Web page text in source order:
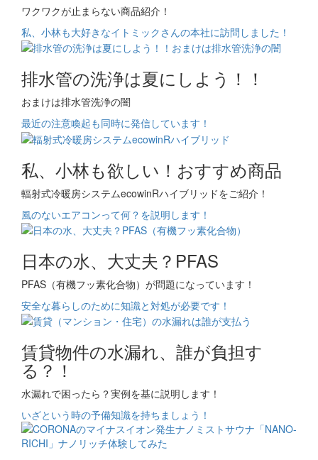
ワクワクが止まらない商品紹介！
私、小林も大好きなイトミックさんの本社に訪問しました！
排水管の洗浄は夏にしよう！！
おまけは排水管洗浄の闇
最近の注意喚起も同時に発信しています！
私、小林も欲しい！おすすめ商品
輻射式冷暖房システムecowinRハイブリッドをご紹介！
風のないエアコンって何？を説明します！
日本の水、大丈夫？PFAS
PFAS（有機フッ素化合物）が問題になっています！
安全な暮らしのために知識と対処が必要です！
賃貸物件の水漏れ、誰が負担す
る？！
水漏れで困ったら？実例を基に説明します！
いざという時の予備知識を持ちましょう！